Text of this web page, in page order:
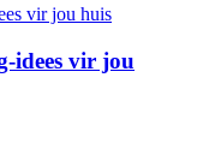
idees vir jou